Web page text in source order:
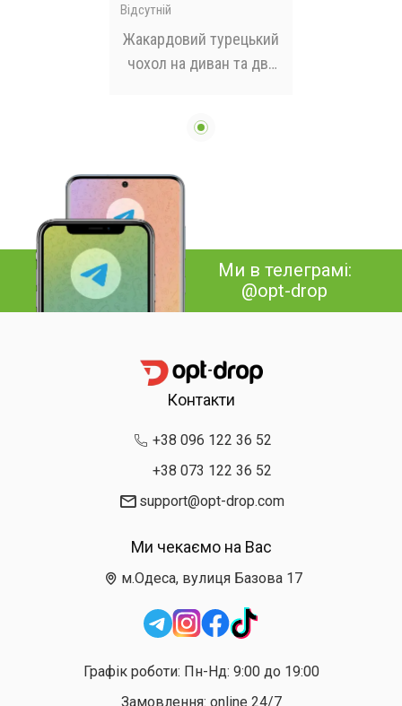
Відсутній
Жакардовий турецький
чохол на диван та два
накидка на диван
Ми в телеграмі:
@opt-drop
Контакти
+38 096 122 36 52
+38 073 122 36 52
support@opt-drop.com
Ми чекаємо на Вас
м.Одеса, вулиця Базова 17
Графік роботи: Пн-Нд: 9:00 до 19:00
Замовлення: online 24/7